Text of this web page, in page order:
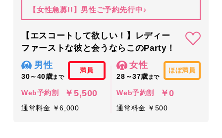
【女性急募!!】男性ご予約先行中♪
【エスコートして欲しい！】レディー
ファーストな彼と会うならこのParty！
男性
30～40歳まで
満員
Web予約割 ￥5,500
通常料金 ￥6,000
女性
28～37歳 まで
ほぼ満員
Web予約割 ￥0
通常料金 ￥500